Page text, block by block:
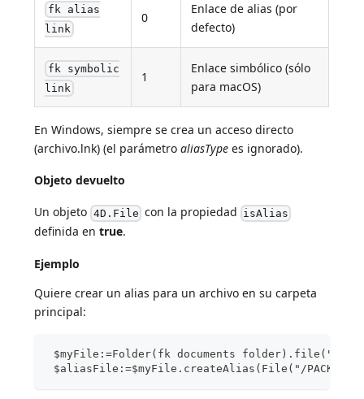
fk alias
link
0
Enlace de alias (por
defecto)
fk symbolic
link
1
Enlace simbólico (sólo
para macOS)
En Windows, siempre se crea un acceso directo
(archivo.lnk) (el parámetroaliasType es ignorado).
Objeto devuelto
Un objeto 4D.File con la propiedad isAlias
definida entrue.
Ejemplo
Quiere crear un alias para un archivo en su carpeta
principal:
$myFile:=Folder(fk documents
$aliasFile:=$myFile.createAlias(File("/